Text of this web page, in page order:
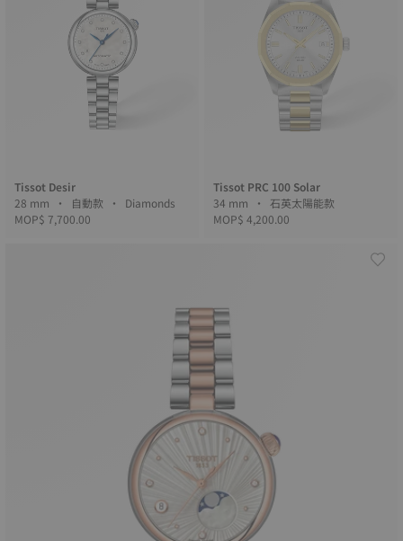
Tissot Desir
28 mm • 自動款 • Diamonds
MOP$ 7,700.00
Tissot PRC 100 Solar
34 mm • 石英太陽能款
MOP$ 4,200.00